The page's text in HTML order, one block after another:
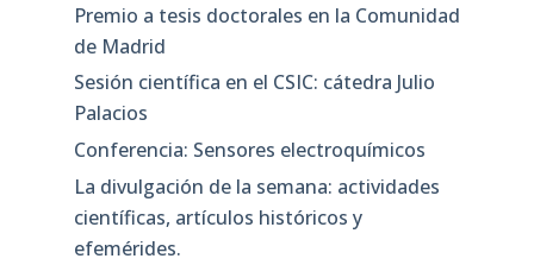
Premio a tesis doctorales en la Comunidad
de Madrid
Sesión científica en el CSIC: cátedra Julio
Palacios
Conferencia: Sensores electroquímicos
La divulgación de la semana: actividades
científicas, artículos históricos y
efemérides.